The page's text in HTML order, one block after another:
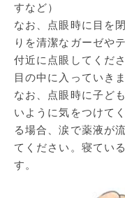
すなど）
なお、点眼時に目を
りを清潔なガーゼや
付近に点眼してくだ
目の中に入っていきま
なお、点眼時に子ど
いように気をつけて
る場合、涙で薬液が
てください。寝てい
す。